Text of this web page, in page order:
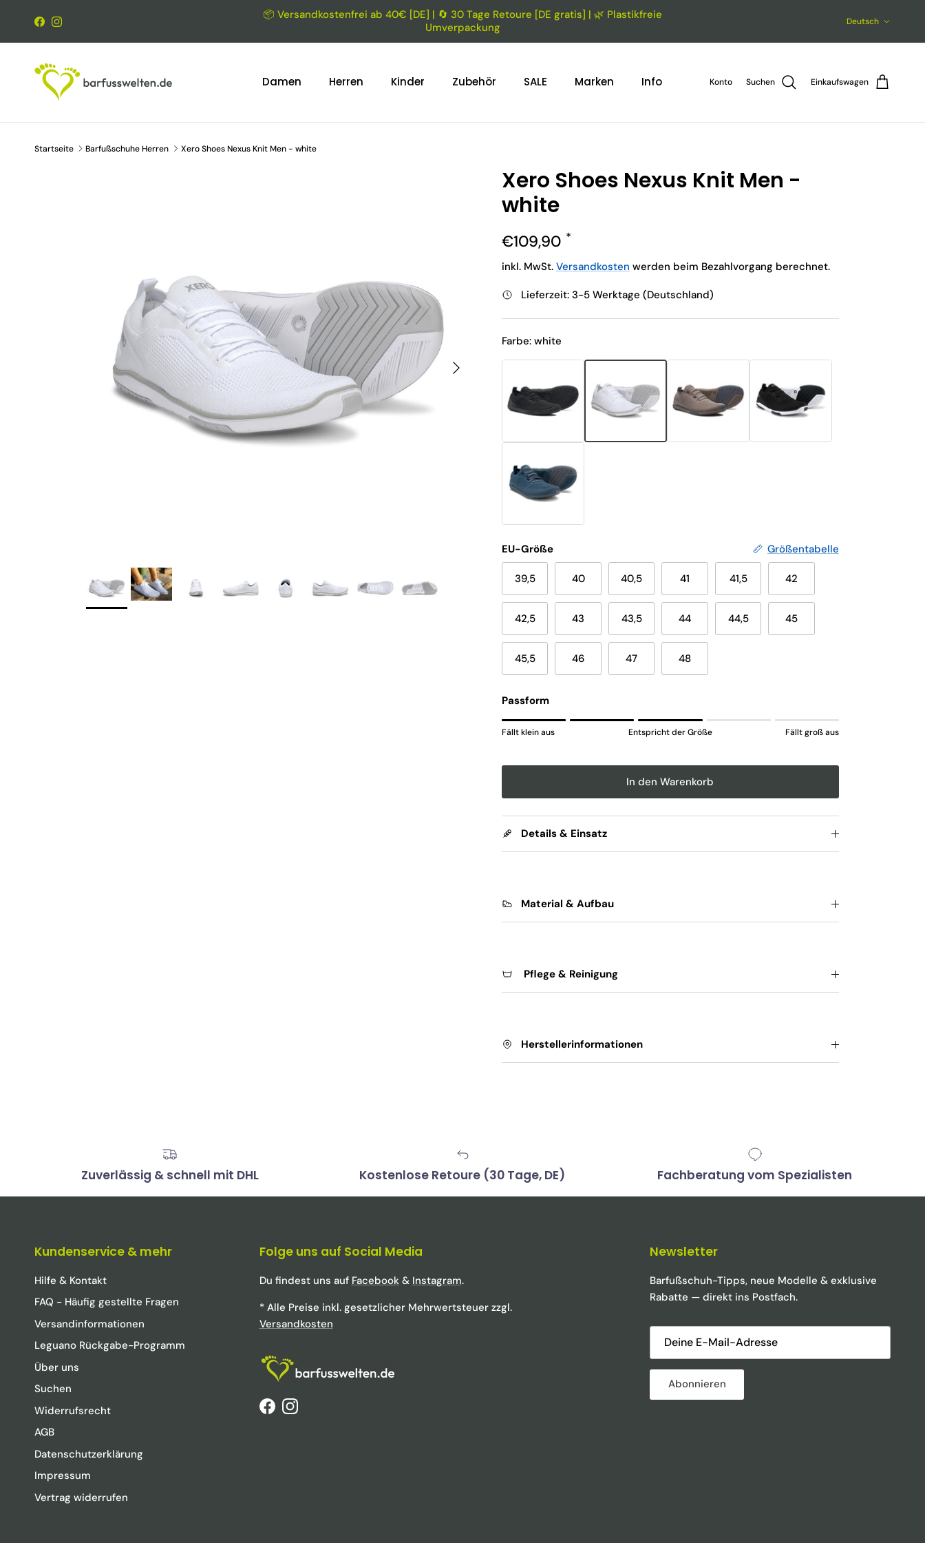
FacebookInstagram
📦 Versandkostenfrei ab 40€ [DE] | 🔄 30 Tage Retoure [DE gratis] | 🌿 Plastikfreie
Umverpackung
Deutsch
Damen Herren Kinder Zubehör SALE Marken Info Konto Suchen Einkaufswagen
Startseite Barfußschuhe Herren Xero Shoes Nexus Knit Men - white
Nächste
Xero Shoes Nexus Knit Men -
white
Normaler Preis
€109,90
inkl. MwSt. Versandkosten werden beim Bezahlvorgang berechnet.
Lieferzeit: 3-5 Werktage (Deutschland)
Farbe: white
EU-Größe Größentabelle
39,5 40 40,5 41 41,5 42
42,5 43 43,5 44 44,5 45
45,5 46 47 48
Passform
Rating of 1 means Fällt klein aus.
The rating of this product for "" is 3.
Fällt klein aus Entspricht der Größe Fällt groß aus
In den Warenkorb
Details & Einsatz
Material & Aufbau
Pflege & Reinigung
Herstellerinformationen
Zuverlässig & schnell mit DHL Kostenlose Retoure (30 Tage, DE) Fachberatung vom Spezialisten
Kundenservice & mehr
Hilfe & Kontakt
FAQ - Häufig gestellte Fragen
Versandinformationen
Leguano Rückgabe-Programm
Über uns
Suchen
Widerrufsrecht
AGB
Datenschutzerklärung
Impressum
Vertrag widerrufen
Folge uns auf Social Media
Du findest uns auf Facebook& Instagram.
* Alle Preise inkl. gesetzlicher Mehrwertsteuer zzgl.
Versandkosten
FacebookInstagram
Newsletter
Barfußschuh-Tipps, neue Modelle & exklusive
Rabatte — direkt ins Postfach.
Abonnieren